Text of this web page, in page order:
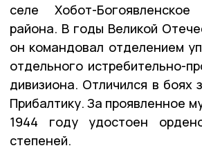
селе Хобот-Богоявленское
района. В годы Великой
он командовал отделением
отдельного истребительно-
дивизиона. Отличился в боях
Прибалтику. За проявленное
1944 году удостоен
степеней.